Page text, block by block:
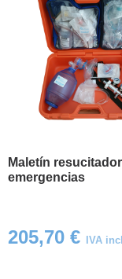
Maletín resucitador
emergencias
205,70 € IVA